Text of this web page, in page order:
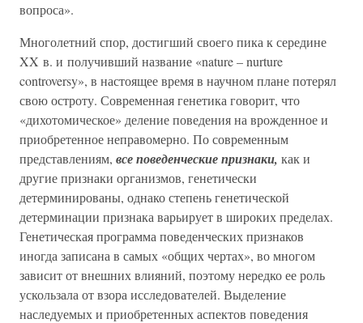
вопроса».
Многолетний спор, достигший своего пика к середине
XX в. и получивший название «nature – nurture
controversy», в настоящее время в научном плане потерял
свою остроту. Современная генетика говорит, что
«дихотомическое» деление поведения на врожденное и
приобретенное неправомерно. По современным
представлениям, все поведенческие признаки, как и
другие признаки организмов, генетически
детерминированы, однако степень генетической
детерминации признака варьирует в широких пределах.
Генетическая программа поведенческих признаков
иногда записана в самых «общих чертах», во многом
зависит от внешних влияний, поэтому нередко ее роль
ускользала от взора исследователей. Выделение
наследуемых и приобретенных аспектов поведения